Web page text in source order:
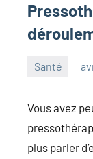
Santé
Vous avez
plus parler